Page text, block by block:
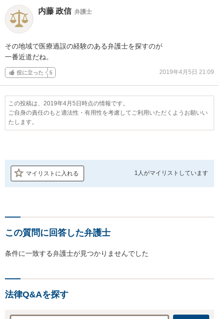
内藤 政信 弁護士
その地域で医療過誤の経験のある弁護士を探すのが
一番近道だね。
役に立った 5 2019年4月5日 21:09
この投稿は、2019年4月5日時点の情報です。
ご自身の責任のもと適法性・有用性を考慮してご利用いただくようお願いい
たします。
マイリストに入れる 1人がマイリストしています
この質問に回答した弁護士
条件に一致する弁護士が見つかりませんでした
法律Q&Aを探す